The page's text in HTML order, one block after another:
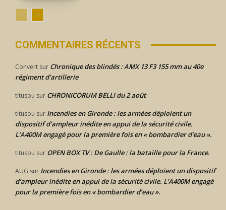
COMMENTAIRES RÉCENTS
Convert sur Chronique des blindés : AMX 13 F3 155 mm au 40e
régiment d’artillerie
titusou sur CHRONICORUM BELLI du 2 août
titusou sur Incendies en Gironde : les armées déploient un
dispositif d’ampleur inédite en appui de la sécurité civile.
L’A400M engagé pour la première fois en « bombardier d’eau ».
titusou sur OPEN BOX TV : De Gaulle : la bataille pour la France.
AUG sur Incendies en Gironde : les armées déploient un dispositif
d’ampleur inédite en appui de la sécurité civile. L’A400M engagé
pour la première fois en « bombardier d’eau ».